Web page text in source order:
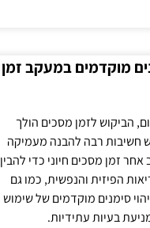
מוקדמים במעקב זמן
הביקוש לזמן מסכים הולך
חשיבות רבה להבנה מעמיקה
זמן מסכים חיוני כדי להבין
הפיזית והנפשית, כמו גם
סימנים מוקדמים של שימוש
בעיות עתידיות.